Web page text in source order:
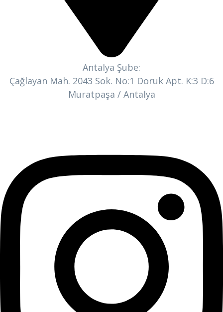
Antalya Şube:
Çağlayan Mah. 2043 Sok. No:1 Doruk Apt. K:3 D:6
Muratpaşa / Antalya